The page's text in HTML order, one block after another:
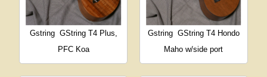
Gstring GString T4 Plus,
PFC Koa
Gstring GString T4 Hondo
Maho w/side port